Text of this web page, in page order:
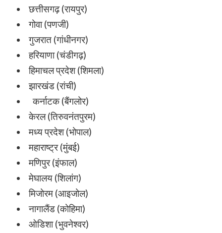
छत्तीसगढ़ (रायपुर)
गोवा (पणजी)
गुजरात (गांधीनगर)
हरियाणा (चंडीगढ़)
हिमाचल प्रदेश (शिमला)
झारखंड (रांची)
कर्नाटक (बैंगलोर)
केरल (तिरुवनंतपुरम)
मध्य प्रदेश (भोपाल)
महाराष्ट्र (मुंबई)
मणिपुर (इंफाल)
मेघालय (शिलांग)
मिजोरम (आइजोल)
नागालैंड (कोहिमा)
ओडिशा (भुवनेश्वर)